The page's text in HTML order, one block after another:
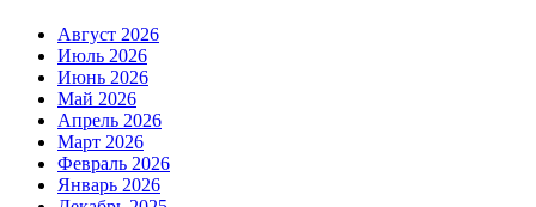
Август 2026
Июль 2026
Июнь 2026
Май 2026
Апрель 2026
Март 2026
Февраль 2026
Январь 2026